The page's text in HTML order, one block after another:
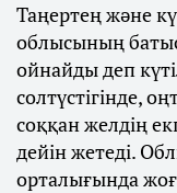
Таңертең және
облысының
ойнайды деп
солтүстігінде,
соққан желдің
дейін жетеді.
орталығында